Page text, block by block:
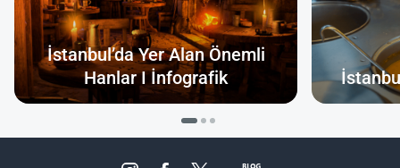
İstanbul’da Yer Alan Önemli
Hanlar I İnfografik